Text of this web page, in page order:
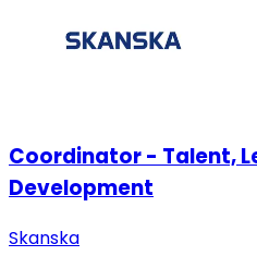
Coordinator - Talent,
Development
Skanska